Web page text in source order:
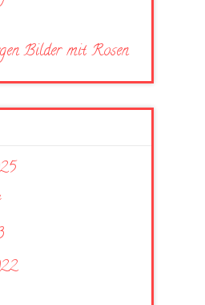
Bilder mit Rosen